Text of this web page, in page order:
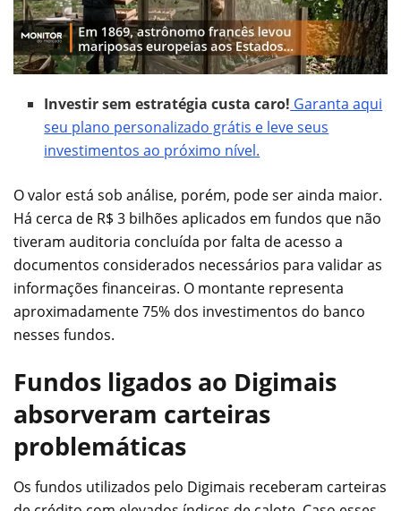
Investir sem estratégia custa caro! Garanta aqui
seu plano personalizado grátis e leve seus
investimentos ao próximo nível.
O valor está sob análise, porém, pode ser ainda maior.
Há cerca de R$ 3 bilhões aplicados em fundos que não
tiveram auditoria concluída por falta de acesso a
documentos considerados necessários para validar as
informações financeiras. O montante representa
aproximadamente 75% dos investimentos do banco
nesses fundos.
Fundos ligados ao Digimais
absorveram carteiras
problemáticas
Os fundos utilizados pelo Digimais receberam carteiras